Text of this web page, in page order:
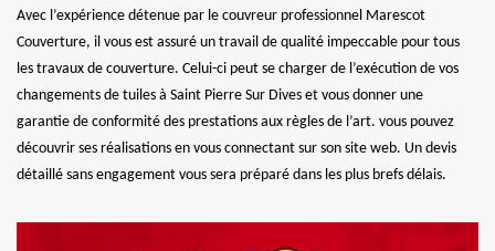
Avec l’expérience détenue par le couvreur professionnel Marescot
Couverture, il vous est assuré un travail de qualité impeccable pour tous
les travaux de couverture. Celui-ci peut se charger de l’exécution de vos
changements de tuiles à Saint Pierre Sur Dives et vous donner une
garantie de conformité des prestations aux règles de l’art. vous pouvez
découvrir ses réalisations en vous connectant sur son site web. Un devis
détaillé sans engagement vous sera préparé dans les plus brefs délais.